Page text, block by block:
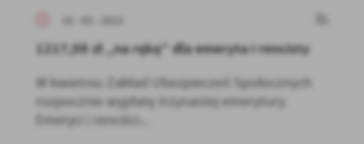
16 - 03 - 2022
1217,98 zł „na rękę” dla emeryta i rencisty
W kwietniu Zakład Ubezpieczeń Społecznych
rozpocznie wypłatę trzynastej emerytury.
Emeryci i renciści...